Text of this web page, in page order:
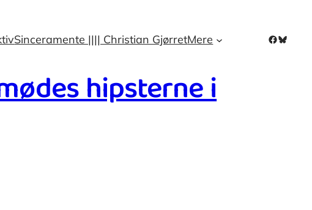
Sinceramente |||| Christian GjørretMere Facebook
Bluesky
hipsterne i